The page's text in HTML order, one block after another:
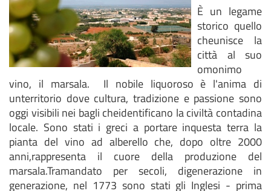
È un legame
storico quello
cheunisce la
città al suo
omonimo
vino, il marsala. Il nobile liquoroso è l'anima di
unterritorio dove cultura, tradizione e passione sono
oggi visibili nei bagli cheidentificano la civiltà contadina
locale. Sono stati i greci a portare inquesta terra la
pianta del vino ad alberello che, dopo oltre 2000
anni,rappresenta il cuore della produzione del
marsala.Tramandato per secoli, digenerazione in
generazione, nel 1773 sono stati gli Inglesi - prima